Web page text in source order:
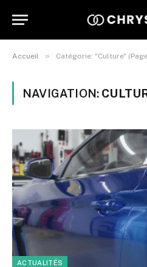
Accueil » Catégorie: "Culture"
NAVIGATION:
ACTUALITÉS